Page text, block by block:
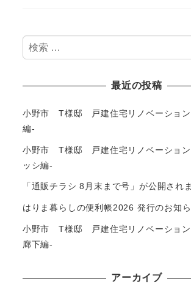
検
索
最近の投稿
小野市 T様邸 戸建住宅リノベーション
編-
小野市 T様邸 戸建住宅リノベーション
ッシ編-
「通販チラシ 8月末まで号」が公開され
はりま暮らしの便利帳2026 発行のお知
小野市 T様邸 戸建住宅リノベーション
廊下編-
アーカイブ